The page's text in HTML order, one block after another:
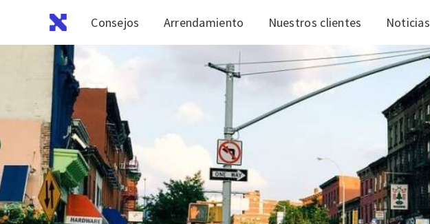
Consejos Arrendamiento Nuestros clientes Noticias